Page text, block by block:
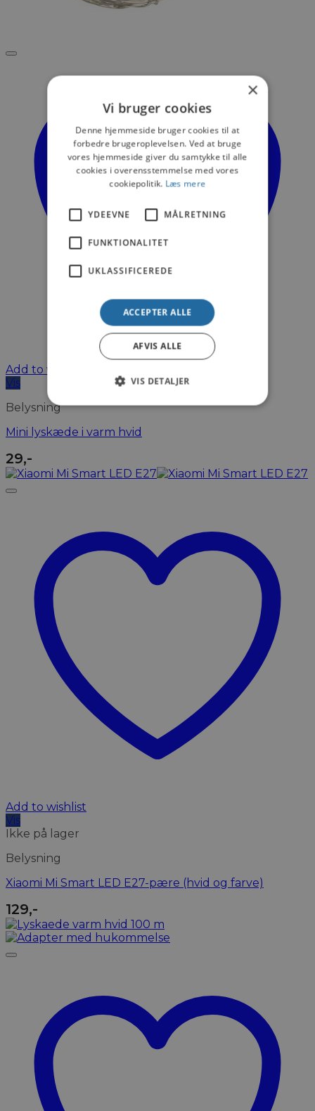
Add to wishlist
Vis
Belysning
Mini lyskæde i varm hvid
29,-
Add to wishlist
Vis
Ikke på lager
Belysning
Xiaomi Mi Smart LED E27-pære (hvid og farve)
129,-
×
Vi bruger cookies
Denne hjemmeside bruger cookies til at
forbedre brugeroplevelsen. Ved at bruge
vores hjemmeside giver du samtykke til alle
cookies i overensstemmelse med vores
cookiepolitik. Læs mere
YDEEVNE MÅLRETNING
FUNKTIONALITET
UKLASSIFICEREDE
ACCEPTER ALLE
AFVIS ALLE
VIS DETALJER